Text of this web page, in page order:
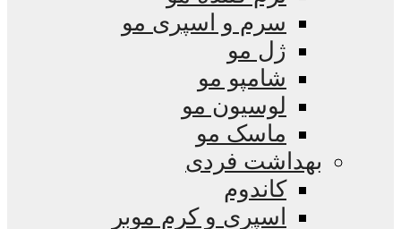
سرم و اسپری مو
ژل مو
شامپو مو
لوسیون مو
ماسک مو
بهداشت فردی
کاندوم
اسپری و کرم موبر